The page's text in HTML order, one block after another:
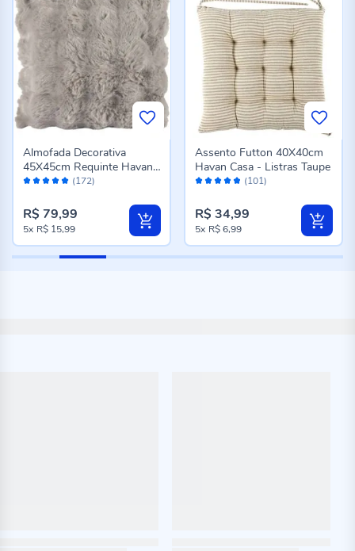
Avaliação: (172)
Almofada Decorativa
45X45cm Requinte Havan
Casa - Cinza
R$ 79,99
5x R$ 15,99
Avaliação: (101)
Assento Futton 40X40cm
Havan Casa - Listras Taupe
R$ 34,99
5x R$ 6,99